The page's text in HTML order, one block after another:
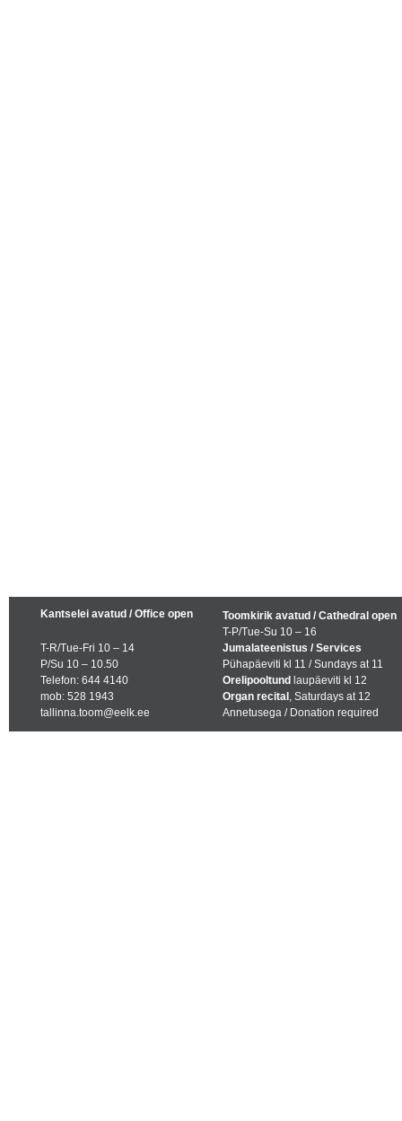
Kantselei avatud / Office open
T-R/Tue-Fri 10 – 14
P/Su 10 – 10.50
Telefon: 644 4140
mob: 528 1943
tallinna.toom@eelk.ee
Toomkirik avatud / Cathedral open
T-P/Tue-Su 10 – 16
Jumalateenistus / Services
Pühapäeviti kl 11 / Sundays at 11
Orelipooltund laupäeviti kl 12
Organ recital , Saturdays at 12
Annetusega / Donation required